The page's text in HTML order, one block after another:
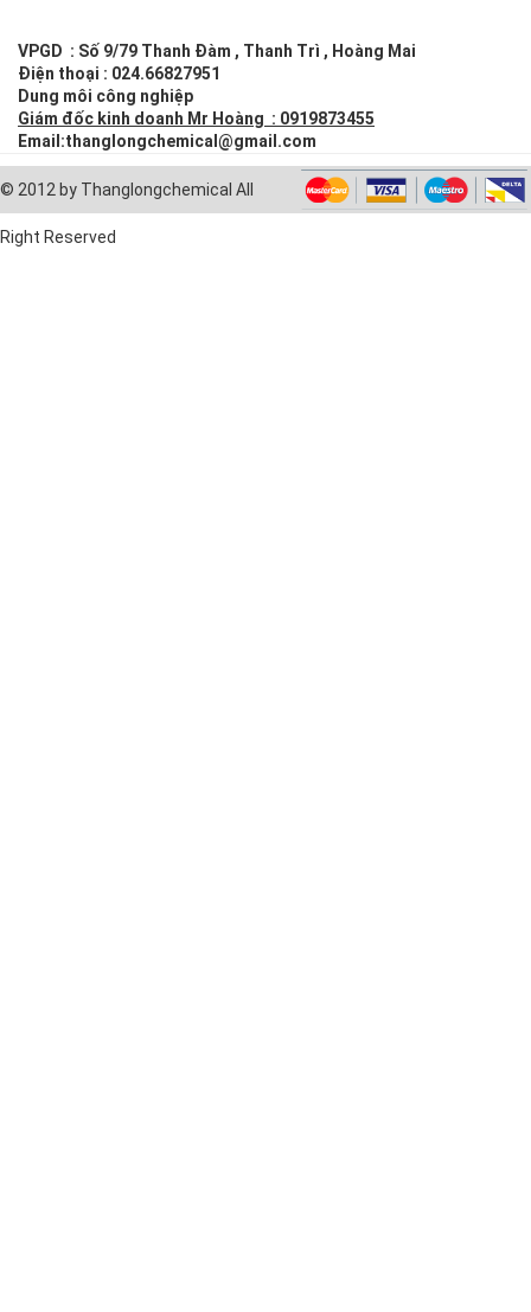
VPGD : Số 9/79 Thanh Đàm , Thanh Trì , Hoàng Mai
Điện thoại : 024.66827951
Dung môi công nghiệp
Giám đốc kinh doanh Mr Hoàng : 0919873455
Email:thanglongchemical@gmail.com
© 2012 by Thanglongchemical All
Right Reserved